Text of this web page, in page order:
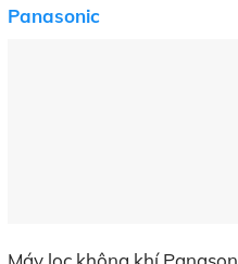
Panasonic